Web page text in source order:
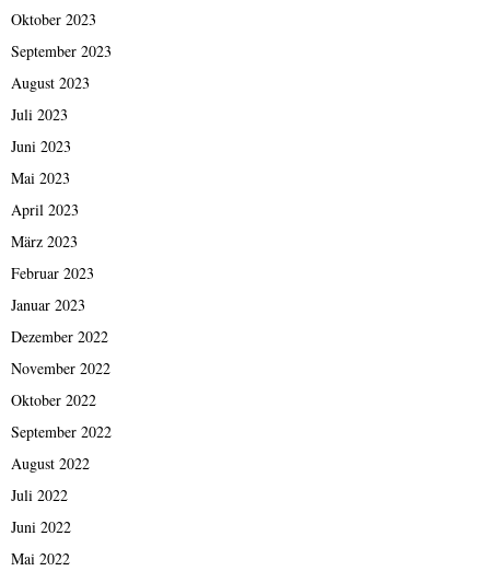
Oktober 2023
September 2023
August 2023
Juli 2023
Juni 2023
Mai 2023
April 2023
März 2023
Februar 2023
Januar 2023
Dezember 2022
November 2022
Oktober 2022
September 2022
August 2022
Juli 2022
Juni 2022
Mai 2022